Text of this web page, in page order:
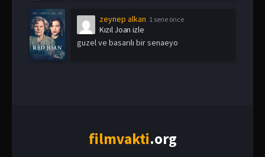
zeynep alkan 1 sene önce
Kızıl Joan izle
guzel ve basarılı bir senaeyo
filmvakti.org